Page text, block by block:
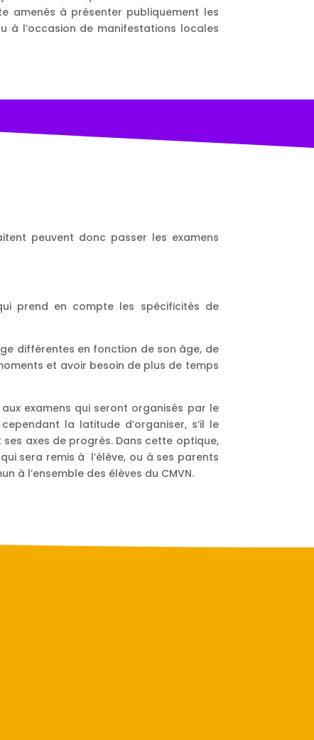
amenés à présenter publiquement les
à l’occasion de manifestations locales
peuvent donc passer les examens
prend en compte les spécificités de
différentes en fonction de son âge, de
et avoir besoin de plus de temps
examens qui seront organisés par le
la latitude d’organiser, s’il le
ses axes de progrès. Dans cette optique,
sera remis à l’élève, ou à ses parents
à l’ensemble des élèves du CMVN.